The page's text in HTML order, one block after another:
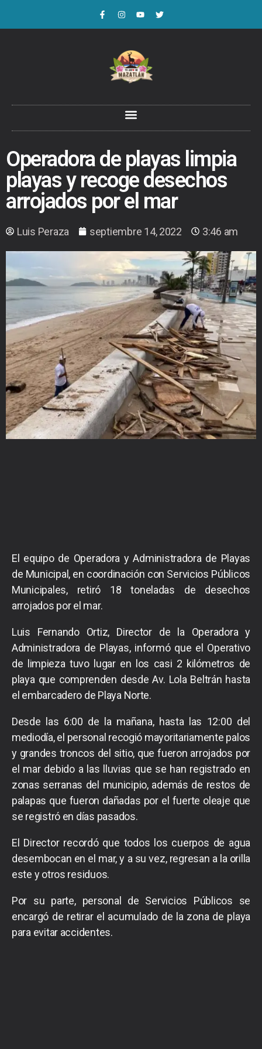
Operadora de playas limpia
playas y recoge desechos
arrojados por el mar
Luis Peraza septiembre 14, 2022 3:46 am
El equipo de Operadora y Administradora de Playas
de Municipal, en coordinación con Servicios Públicos
Municipales, retiró 18 toneladas de desechos
arrojados por el mar.
Luis Fernando Ortiz, Director de la Operadora y
Administradora de Playas, informó que el Operativo
de limpieza tuvo lugar en los casi 2 kilómetros de
playa que comprenden desde Av. Lola Beltrán hasta
el embarcadero de Playa Norte.
Desde las 6:00 de la mañana, hasta las 12:00 del
mediodía, el personal recogió mayoritariamente palos
y grandes troncos del sitio, que fueron arrojados por
el mar debido a las lluvias que se han registrado en
zonas serranas del municipio, además de restos de
palapas que fueron dañadas por el fuerte oleaje que
se registró en días pasados.
El Director recordó que todos los cuerpos de agua
desembocan en el mar, y a su vez, regresan a la orilla
este y otros residuos.
Por su parte, personal de Servicios Públicos se
encargó de retirar el acumulado de la zona de playa
para evitar accidentes.